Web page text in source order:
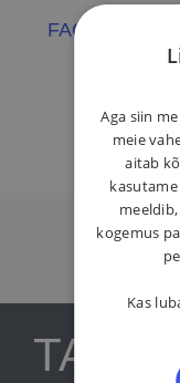
FACEBOOK
Aga siin
meie
aitab
kogemus
Kas